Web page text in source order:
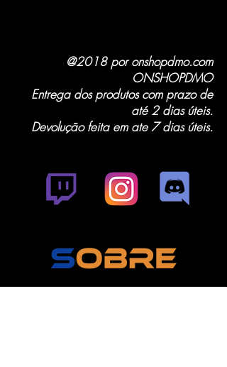
@2018 por onshopdmo.com
ONSHOPDMO
Entrega dos produtos com prazo de
até 2 dias úteis.
Devolução feita em ate 7 dias úteis.